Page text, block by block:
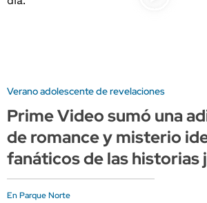
Verano adolescente de revelaciones
Prime Video sumó una
de romance y misterio
fanáticos de las historias
En Parque Norte